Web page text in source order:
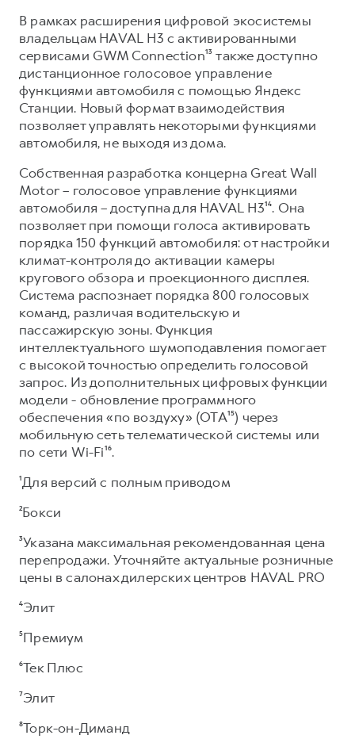
В рамках расширения цифровой экосистемы
владельцам HAVAL H3 с активированными
сервисами GWM Connection¹³ также доступно
дистанционное голосовое управление
функциями автомобиля с помощью Яндекс
Станции. Новый формат взаимодействия
позволяет управлять некоторыми функциями
автомобиля, не выходя из дома.
Собственная разработка концерна Great Wall
Motor – голосовое управление функциями
автомобиля – доступна для HAVAL H3¹⁴. Она
позволяет при помощи голоса активировать
порядка 150 функций автомобиля: от настройки
климат-контроля до активации камеры
кругового обзора и проекционного дисплея.
Система распознает порядка 800 голосовых
команд, различая водительскую и
пассажирскую зоны. Функция
интеллектуального шумоподавления помогает
с высокой точностью определить голосовой
запрос. Из дополнительных цифровых функции
модели - обновление программного
обеспечения «по воздуху» (OTA¹⁵) через
мобильную сеть телематической системы или
по сети Wi-Fi¹⁶.
¹Для версий с полным приводом
²Бокси
³Указана максимальная рекомендованная цена
перепродажи. Уточняйте актуальные розничные
цены в салонах дилерских центров HAVAL PRO
⁴Элит
⁵Премиум
⁶Тек Плюс
⁷Элит
⁸Торк-он-Диманд